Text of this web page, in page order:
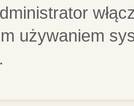
używaniem